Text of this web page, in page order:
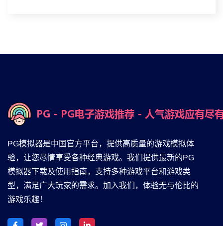
PG模拟器是中国官方平台，提供高质量的游戏模拟体
验，让您尽情享受各种经典游戏。我们提供最新的PG
模拟器下载及使用指南，支持多种游戏平台和游戏类
型，满足广大玩家的需求。加入我们，体验无与伦比的
游戏乐趣！